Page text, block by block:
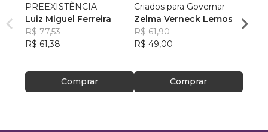
PREEXISTÊNCIA
Luiz Miguel Ferreira
R$ 77,53
R$ 61,38
Comprar
Criados para Governar
Zelma Verneck Lemos
R$ 61,90
R$ 49,00
Comprar
R$